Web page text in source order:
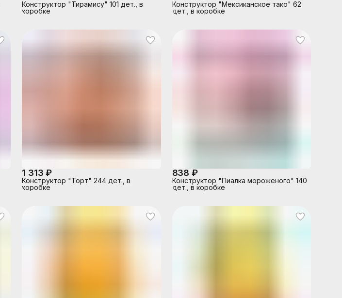
Конструктор "Тирамису" 101 дет., в
коробке
Конструктор "Мексиканское тако" 62
дет., в коробке
1 313 ₽
Конструктор "Торт" 244 дет., в
коробке
838 ₽
Конструктор "Пиалка мороженого" 140
дет., в коробке